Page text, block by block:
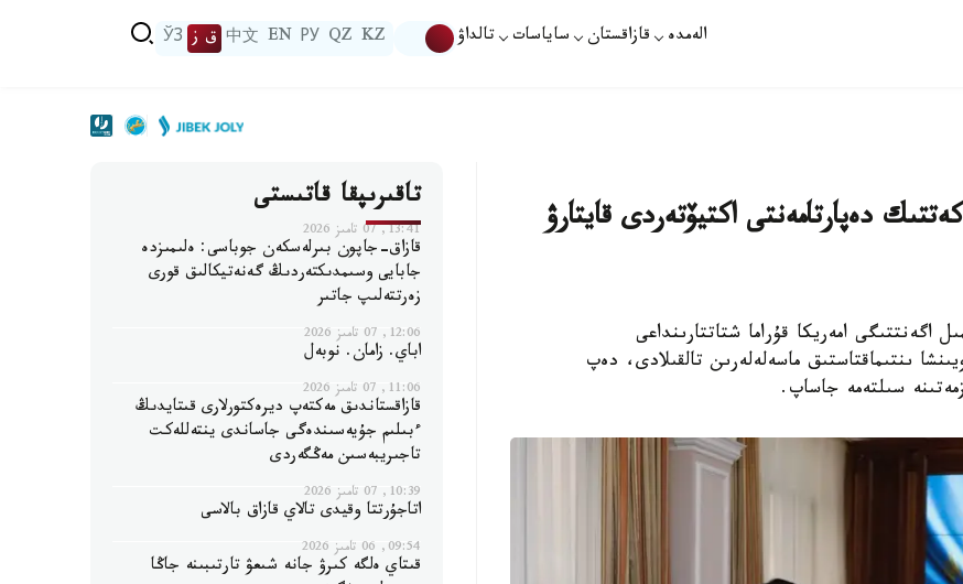
الەمدە قازاقستان ساياسات تالداۋ KZ
QZ
РУ
EN
中文 ق ز ЎЗ
دەپارتامەنتى اكتيۆتەردى قايتارۋ
امەريكا قۇراما شتاتتارىنداعى
ىنتىماقتاستىق ماسەلەلەرىن تالقىلادى، دەپ
تاقىرىپقا قاتىستى
13:41, 07 تامىز 2026
قازاق-جاپون بىرلەسكەن جوباسى: ەلىمىزدە
جابايى وسىمدىكتەردىڭ گەنەتيكالىق قورى
زەرتتەلىپ جاتىر
12:06, 07 تامىز 2026
اباي. زامان. نوبەل
11:06, 07 تامىز 2026
قازاقستاندىق مەكتەپ ديرەكتورلارى قىتايدىڭ
ءبىلىم جۇيەسىندەگى جاساندى ينتەللەكت
تاجىريبەسىن مەڭگەردى
10:39, 07 تامىز 2026
اتاجۇرتتا وقيدى تالاي قازاق بالاسى
09:54, 06 تامىز 2026
قىتاي ەلگە كىرۋ جانە شىعۋ تارتىبىنە جاڭا